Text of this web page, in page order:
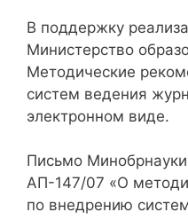
В поддержку
Министерство
Методические
систем ведения
электронном виде.
Письмо
АП-147/07 «О
по внедрению